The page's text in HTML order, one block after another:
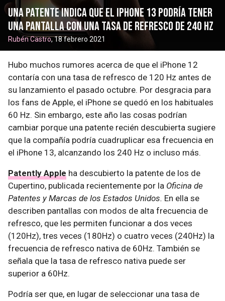
Una patente indica que el iPhone 13 podría tener
una pantalla con una tasa de refresco de 240 Hz
Rubén Castro, 18 febrero 2021
Hubo muchos rumores acerca de que el iPhone 12
contaría con una tasa de refresco de 120 Hz antes de
su lanzamiento el pasado octubre. Por desgracia para
los fans de Apple, el iPhone se quedó en los habituales
60 Hz. Sin embargo, este año las cosas podrían
cambiar porque una patente recién descubierta sugiere
que la compañía podría cuadruplicar esa frecuencia en
el iPhone 13, alcanzando los 240 Hz o incluso más.
Patently Apple ha descubierto la patente de los de
Cupertino, publicada recientemente por la Oficina de
Patentes y Marcas de los Estados Unidos. En ella se
describen pantallas con modos de alta frecuencia de
refresco, que les permiten funcionar a dos veces
(120Hz), tres veces (180Hz) o cuatro veces (240Hz) la
frecuencia de refresco nativa de 60Hz. También se
señala que la tasa de refresco nativa puede ser
superior a 60Hz.
Podría ser que, en lugar de seleccionar una tasa de